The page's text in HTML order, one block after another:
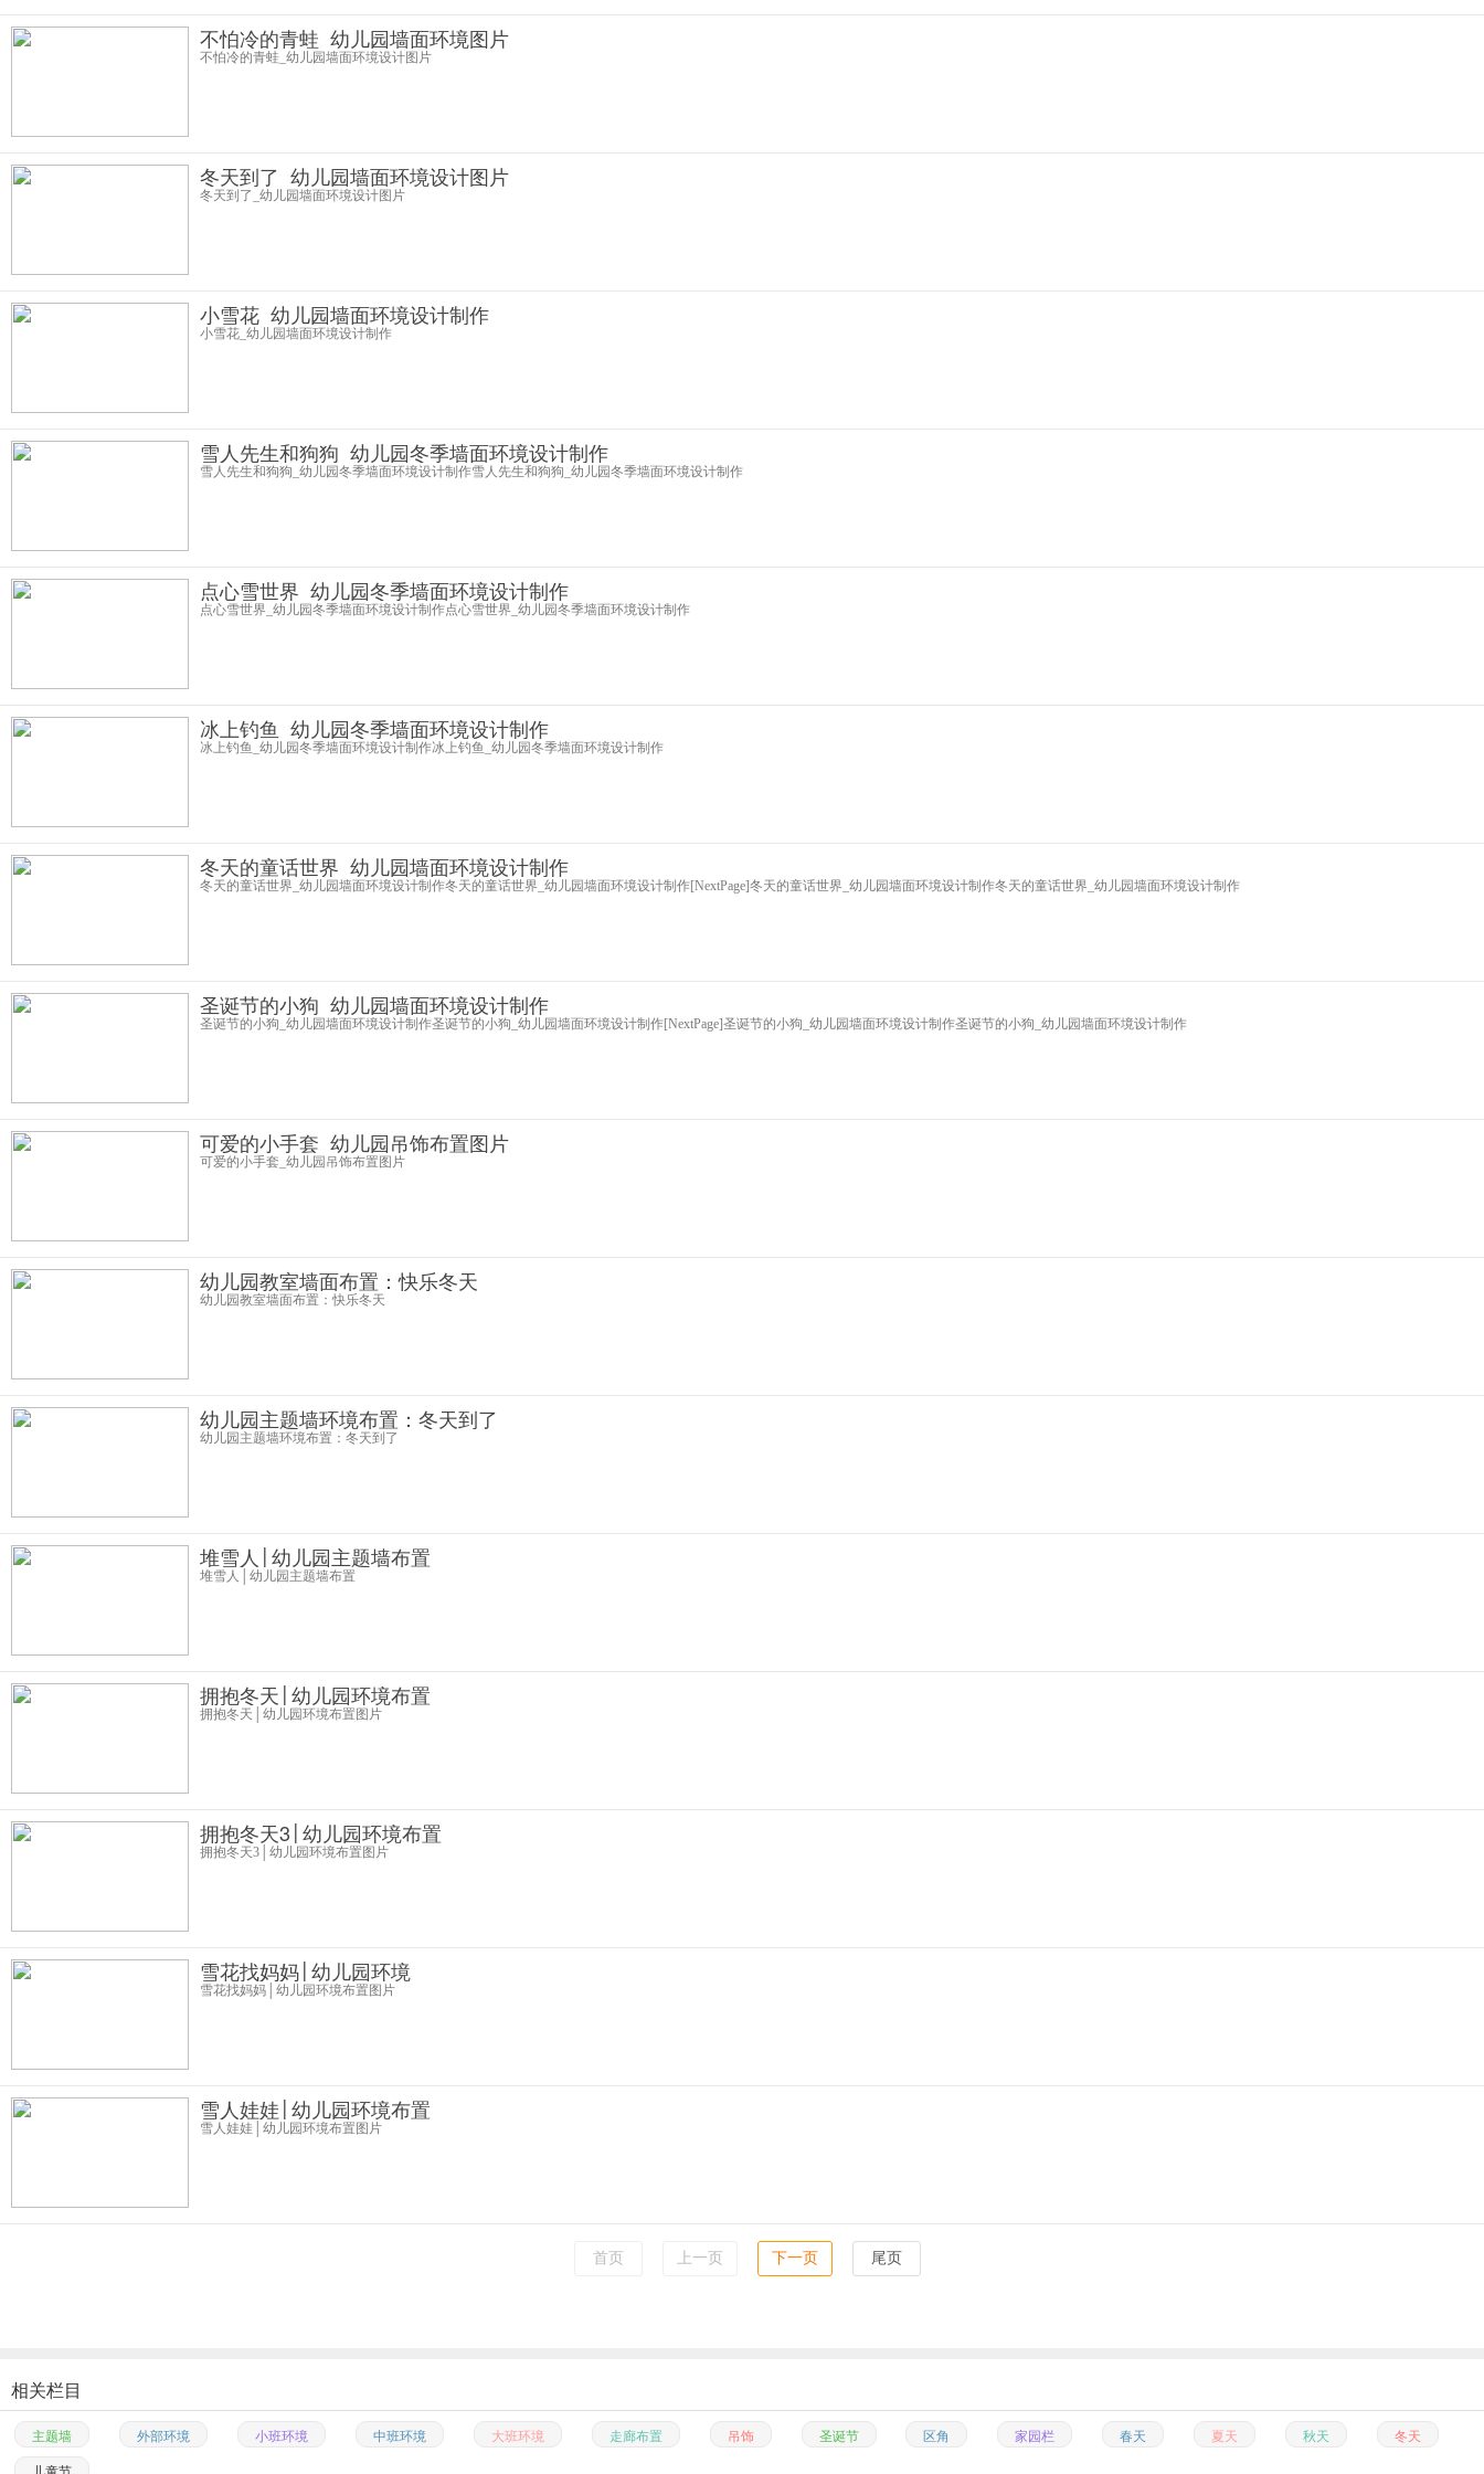
不怕冷的青蛙_幼儿园墙面环境图片
不怕冷的青蛙_幼儿园墙面环境设计图片
冬天到了_幼儿园墙面环境设计图片
冬天到了_幼儿园墙面环境设计图片
小雪花_幼儿园墙面环境设计制作
小雪花_幼儿园墙面环境设计制作
雪人先生和狗狗_幼儿园冬季墙面环境设计制作
雪人先生和狗狗_幼儿园冬季墙面环境设计制作雪人先生和狗狗_幼儿园冬季墙面环境设计制作
点心雪世界_幼儿园冬季墙面环境设计制作
点心雪世界_幼儿园冬季墙面环境设计制作点心雪世界_幼儿园冬季墙面环境设计制作
冰上钓鱼_幼儿园冬季墙面环境设计制作
冰上钓鱼_幼儿园冬季墙面环境设计制作冰上钓鱼_幼儿园冬季墙面环境设计制作
冬天的童话世界_幼儿园墙面环境设计制作
冬天的童话世界_幼儿园墙面环境设计制作冬天的童话世界_幼儿园墙面环境设计制作[NextPage]冬天的童话世界_幼儿园墙面环境设计制作冬天的童话世界_幼儿园墙面环境设计制作
圣诞节的小狗_幼儿园墙面环境设计制作
圣诞节的小狗_幼儿园墙面环境设计制作圣诞节的小狗_幼儿园墙面环境设计制作[NextPage]圣诞节的小狗_幼儿园墙面环境设计制作圣诞节的小狗_幼儿园墙面环境设计制作
可爱的小手套_幼儿园吊饰布置图片
可爱的小手套_幼儿园吊饰布置图片
幼儿园教室墙面布置：快乐冬天
幼儿园教室墙面布置：快乐冬天
幼儿园主题墙环境布置：冬天到了
幼儿园主题墙环境布置：冬天到了
堆雪人│幼儿园主题墙布置
堆雪人│幼儿园主题墙布置
拥抱冬天│幼儿园环境布置
拥抱冬天│幼儿园环境布置图片
拥抱冬天3│幼儿园环境布置
拥抱冬天3│幼儿园环境布置图片
雪花找妈妈│幼儿园环境
雪花找妈妈│幼儿园环境布置图片
雪人娃娃│幼儿园环境布置
雪人娃娃│幼儿园环境布置图片
首页 上一页 下一页 尾页
相关栏目
主题墙 外部环境 小班环境 中班环境 大班环境 走廊布置 吊饰 圣诞节 区角 家园栏 春天 夏天 秋天
冬天
儿童节